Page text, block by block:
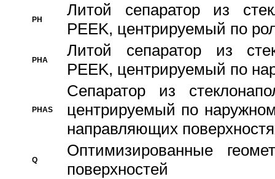
PH
Литой сепаратор из
PEEK, центрируемый по
PHA
Литой сепаратор из
PEEK, центрируемый по
PHAS
Сепаратор из
центрируемый по
направляющих
Q
Оптимизированные
поверхностей